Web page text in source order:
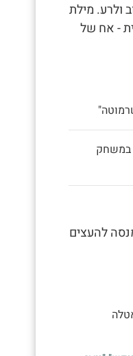
ולרע. מילת
- אח של
במשחק
להעצים